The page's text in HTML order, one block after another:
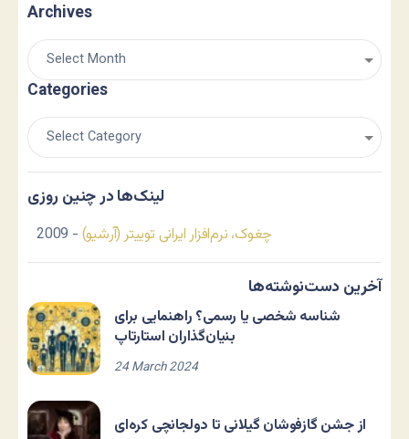
Archives
Categories
لینک‌ها در چنین روزی
چغوک، نرم‌افزار ایرانی توییتر (آرشیو) - 2009
آخرین دست‌نوشته‌ها
شناسه شخصی یا رسمی؟ راهنمایی برای
بنیان‌گذاران استارتاپ
24 March 2024
از جشن گازفوشان گیلانی تا دولجانچی کره‌ای